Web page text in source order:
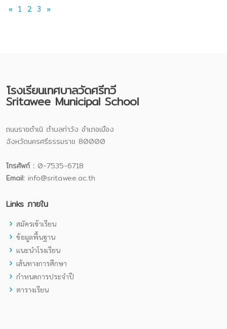
« 1 2 3 »
โรงเรียนเทศบาลวัดศรีทวี
Sritawee Municipal School
ถนนราชดำเนิ ตำบลท่าวัง อำเภอเมือง
จังหวัดนครศรีธรรมราช 80000
โทรศัพท์ : 0-7535-6718
Email: info@sritawee.ac.th
Links ภายใน
สมัครเข้าเรียน
ข้อมูลพื้นฐาน
แนะนำโรงเรียน
เส้นทางการศึกษา
กำหนดการประจำปี
ตารางเรียน